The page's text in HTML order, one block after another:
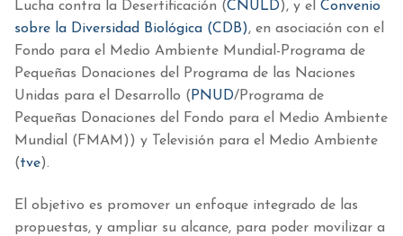
Lucha contra la Desertificación (CNULD), y el Convenio
sobre la Diversidad Biológica (CDB), en asociación con el
Fondo para el Medio Ambiente Mundial-Programa de
Pequeñas Donaciones del Programa de las Naciones
Unidas para el Desarrollo ( PNUD/Programa de
Pequeñas Donaciones del Fondo para el Medio Ambiente
Mundial (FMAM)) y Televisión para el Medio Ambiente
(tve).
El objetivo es promover un enfoque integrado de las
propuestas, y ampliar su alcance, para poder movilizar a